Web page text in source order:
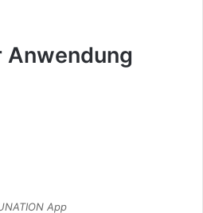
Anwendung
App